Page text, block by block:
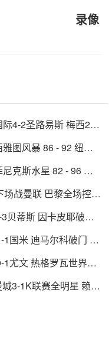
录像
4-2圣路易斯 梅西2射
图风暴 86 - 92 纽约
克斯水星 82 - 96 亚
战曼联 巴黎全场控球
贝蒂斯 因卡皮耶破门
国米 迪马尔科破门 恩
尤文 热格罗瓦世界波
3-1K联赛全明星 赖因